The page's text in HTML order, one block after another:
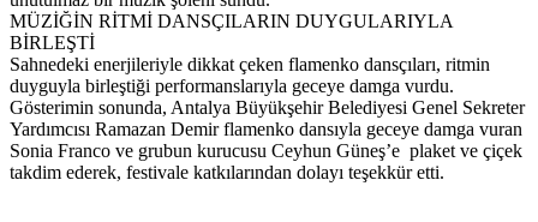
MÜZİĞİN RİTMİ DANSÇILARIN DUYGULARIYLA
BİRLEŞTİ
Sahnedeki enerjileriyle dikkat çeken flamenko dansçıları, ritmin
duyguyla birleştiği performanslarıyla geceye damga vurdu.
Gösterimin sonunda, Antalya Büyükşehir Belediyesi Genel Sekreter
Yardımcısı Ramazan Demir flamenko dansıyla geceye damga vuran
Sonia Franco ve grubun kurucusu Ceyhun Güneş’e plaket ve çiçek
takdim ederek, festivale katkılarından dolayı teşekkür etti.